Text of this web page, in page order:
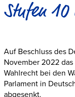
Stufen 10
Auf Beschluss des
November 2022
Wahlrecht bei den
Parlament in
abgesenkt.